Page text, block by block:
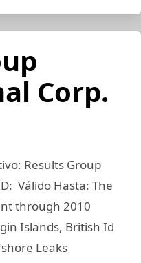
Corp.
Results Group
Válido Hasta: The
through 2010
Islands, British Id
Leaks